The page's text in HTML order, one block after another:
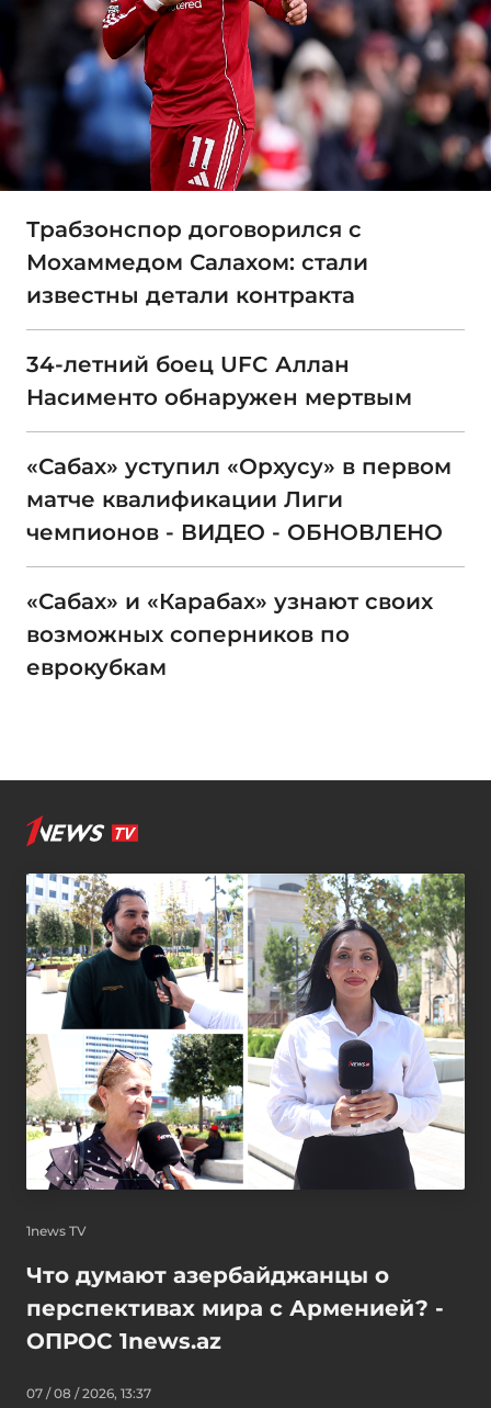
Трабзонспор договорился с
Мохаммедом Салахом: стали
известны детали контракта
34-летний боец UFC Аллан
Насименто обнаружен мертвым
«Сабах» уступил «Орхусу» в первом
матче квалификации Лиги
чемпионов - ВИДЕО - ОБНОВЛЕНО
«Сабах» и «Карабах» узнают своих
возможных соперников по
еврокубкам
1news TV
Что думают азербайджанцы о
перспективах мира с Арменией? -
ОПРОС 1news.az
07 / 08 / 2026, 13:37